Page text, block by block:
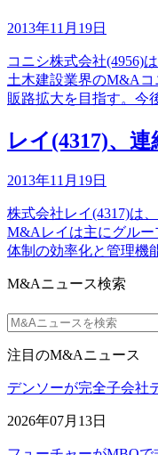
2013年11月19日
コニシ株式会社(4956)
土木建設業界のM&A
販路拡大を目指す。今
レイ(4317)、
2013年11月19日
株式会社レイ(4317)は
M&Aレイは主にグルー
体制の効率化と管理機
M&Aニュース検索
注目のM&Aニュース
デンソーが完全子会社
2026年07月13日